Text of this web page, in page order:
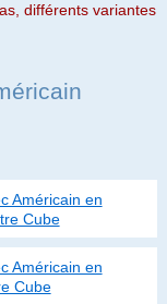
différents variantes
Américain en
Cube
Américain en
Cube